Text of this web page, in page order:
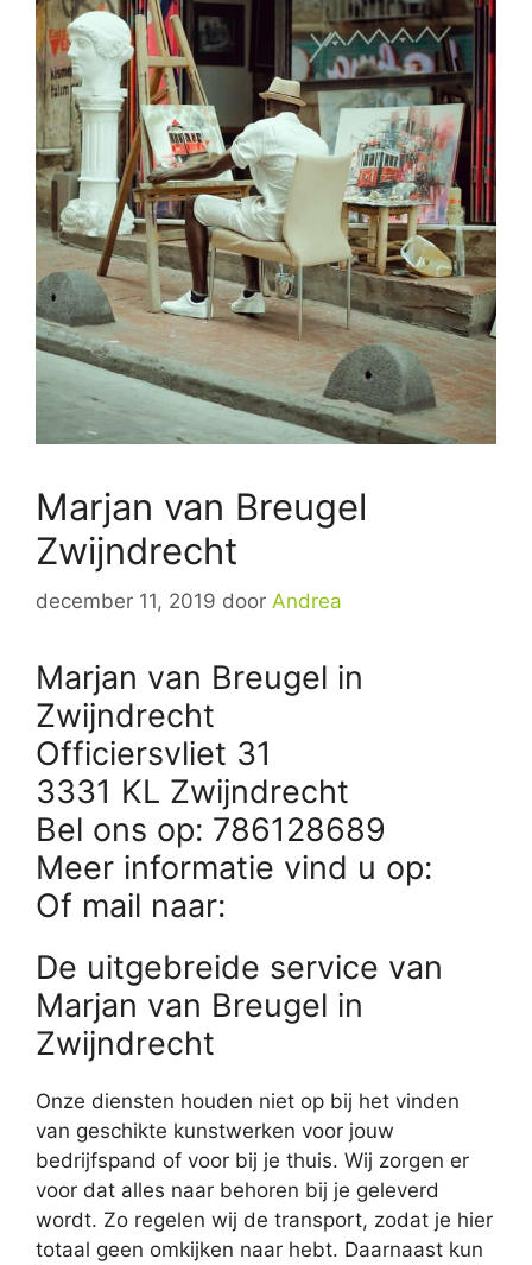
Marjan van Breugel
Zwijndrecht
december 11, 2019 door Andrea
Marjan van Breugel in
Zwijndrecht
Officiersvliet 31
3331 KL Zwijndrecht
Bel ons op: 786128689
Meer informatie vind u op:
Of mail naar:
De uitgebreide service van
Marjan van Breugel in
Zwijndrecht
Onze diensten houden niet op bij het vinden
van geschikte kunstwerken voor jouw
bedrijfspand of voor bij je thuis. Wij zorgen er
voor dat alles naar behoren bij je geleverd
wordt. Zo regelen wij de transport, zodat je hier
totaal geen omkijken naar hebt. Daarnaast kun